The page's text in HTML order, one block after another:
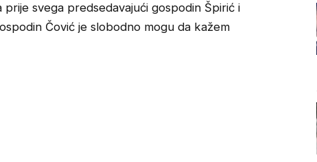
svega predsedavajući gospodin Špirić i
Čović je slobodno mogu da kažem